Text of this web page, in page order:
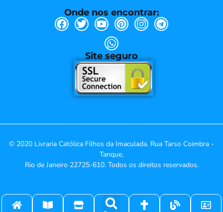
Onde nos encontrar:
Site seguro
© 2020 Livraria Católica Filhos da Imaculada. Rua Tarso Coimbra -
Tanque,
Rio de Janeiro 22725-610. Todos os direitos reservados.